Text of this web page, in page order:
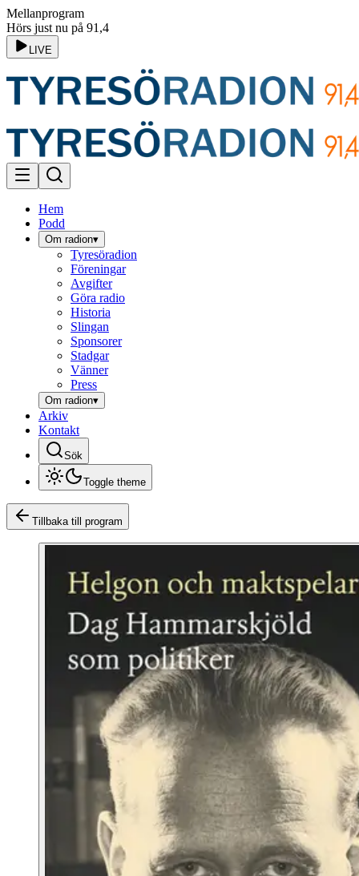
Mellanprogram
Hörs just nu på 91,4
LIVE
Hem
Podd
Om radion▾
Tyresöradion
Föreningar
Avgifter
Göra radio
Historia
Slingan
Sponsorer
Stadgar
Vänner
Press
Om radion▾
Arkiv
Kontakt
Sök
Toggle theme
Tillbaka till program